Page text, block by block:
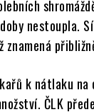
nestoupla.
znamená
k nátlaku na
ČLK